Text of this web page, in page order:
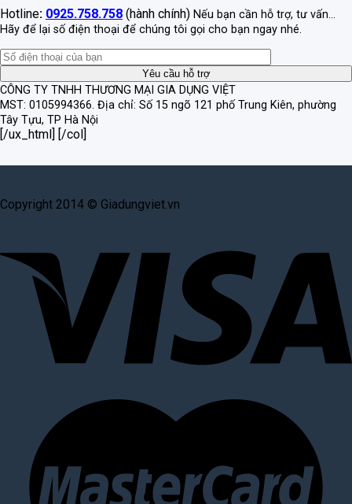
Hotline: 0925.758.758 (hành chính) Nếu bạn cần hỗ trợ, tư vấn...
Hãy để lại số điện thoại để chúng tôi gọi cho bạn ngay nhé.
CÔNG TY TNHH THƯƠNG MẠI GIA DỤNG VIỆT
MST: 0105994366. Địa chỉ: Số 15 ngõ 121 phố Trung Kiên, phường
Tây Tựu, TP Hà Nội
[/ux_html] [/col]
Copyright 2014 © Giadungviet.vn